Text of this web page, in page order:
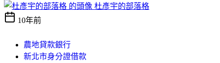
杜彥宇的部落格
10年前
農地貸款銀行
新北市身分證借款